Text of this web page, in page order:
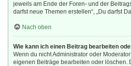
jeweils am Ende der Foren- und der
darfst neue Themen erstellen“, „Du darfst
Nach oben
Wie kann ich einen Beitrag bearbeiten
Wenn du nicht Administrator oder
eigenen Beiträge bearbeiten oder löschen.